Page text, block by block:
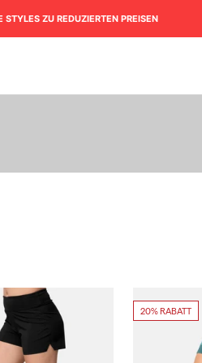
STYLES ZU REDUZIERTEN PREISEN
20% RABATT